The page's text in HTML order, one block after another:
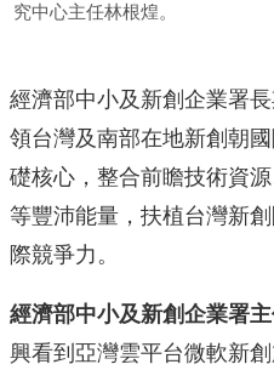
究中心主任林根煌。
經濟部中小及新創企業署
領台灣及南部在地新創朝
礎核心，整合前瞻技術資
等豐沛能量，扶植台灣新
際競爭力。
經濟部中小及新創企業署
興看到亞灣雲平台微軟新